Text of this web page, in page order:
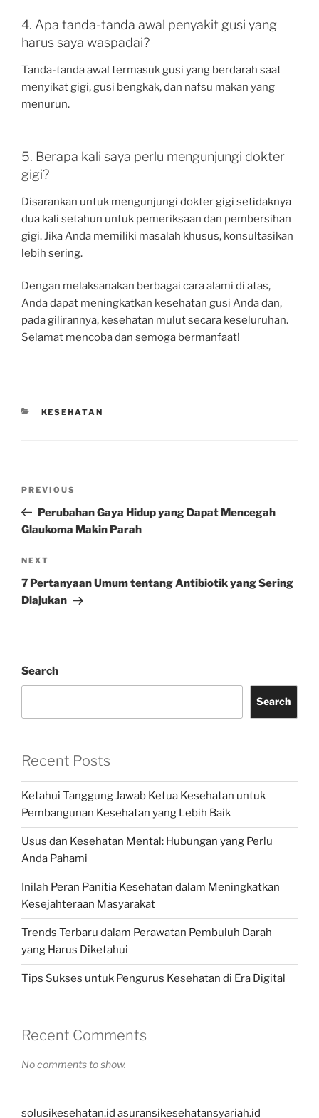
4. Apa tanda-tanda awal penyakit gusi yang
harus saya waspadai?
Tanda-tanda awal termasuk gusi yang berdarah saat
menyikat gigi, gusi bengkak, dan nafsu makan yang
menurun.
5. Berapa kali saya perlu mengunjungi dokter
gigi?
Disarankan untuk mengunjungi dokter gigi setidaknya
dua kali setahun untuk pemeriksaan dan pembersihan
gigi. Jika Anda memiliki masalah khusus, konsultasikan
lebih sering.
Dengan melaksanakan berbagai cara alami di atas,
Anda dapat meningkatkan kesehatan gusi Anda dan,
pada gilirannya, kesehatan mulut secara keseluruhan.
Selamat mencoba dan semoga bermanfaat!
CATEGORIES
KESEHATAN
Previous
Post
PREVIOUS
Perubahan Gaya Hidup yang Dapat Mencegah
Glaukoma Makin Parah
Next
Post
NEXT
7 Pertanyaan Umum tentang Antibiotik yang Sering
Diajukan
Search
Search
Recent Posts
Ketahui Tanggung Jawab Ketua Kesehatan untuk
Pembangunan Kesehatan yang Lebih Baik
Usus dan Kesehatan Mental: Hubungan yang Perlu
Anda Pahami
Inilah Peran Panitia Kesehatan dalam Meningkatkan
Kesejahteraan Masyarakat
Trends Terbaru dalam Perawatan Pembuluh Darah
yang Harus Diketahui
Tips Sukses untuk Pengurus Kesehatan di Era Digital
Recent Comments
No comments to show.
solusikesehatan.id asuransikesehatansyariah.id